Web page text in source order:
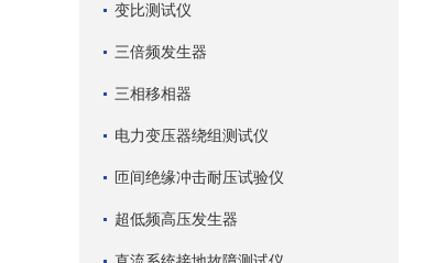
变比测试仪
三倍频发生器
三相移相器
电力变压器绕组测试仪
匝间绝缘冲击耐压试验仪
超低频高压发生器